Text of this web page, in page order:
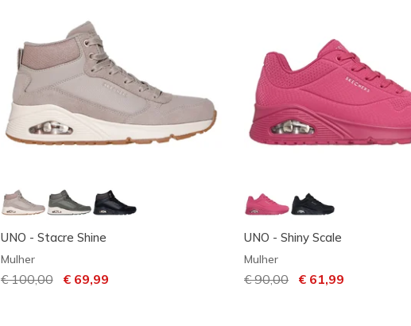
UNO - Stacre Shine
Mulher
Preço com desconto de
€ 100,00para
€ 69,99
UNO - Shiny Scale
Mulher
Preço com desconto de
€ 90,00 para
€ 61,99